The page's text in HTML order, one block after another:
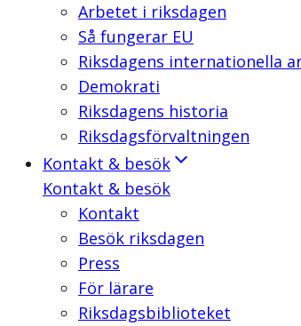
Arbetet i riksdagen
Så fungerar EU
Riksdagens internationella
Demokrati
Riksdagens historia
Riksdagsförvaltningen
Kontakt & besök
Kontakt & besök
Kontakt
Besök riksdagen
Press
För lärare
Riksdagsbiblioteket